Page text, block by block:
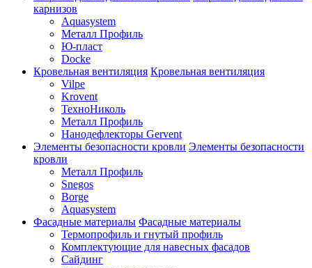
карнизов
Aquasystem
Металл Профиль
Ю-пласт
Docke
Кровельная вентиляция Кровельная вентиляция
Vilpe
Krovent
ТехноНиколь
Металл Профиль
Нанодефлекторы Gervent
Элементы безопасности кровли Элементы безопасности
кровли
Металл Профиль
Snegos
Borge
Aquasystem
Фасадные материалы Фасадные материалы
Термопрофиль и гнутый профиль
Комплектующие для навесных фасадов
Сайдинг